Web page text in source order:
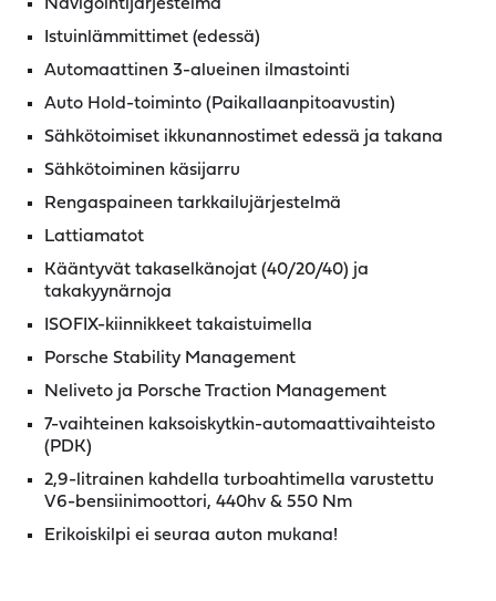
Navigointijärjestelmä
Istuinlämmittimet (edessä)
Automaattinen 3-alueinen ilmastointi
Auto Hold-toiminto (Paikallaanpitoavustin)
Sähkötoimiset ikkunannostimet edessä ja takana
Sähkötoiminen käsijarru
Rengaspaineen tarkkailujärjestelmä
Lattiamatot
Kääntyvät takaselkänojat (40/20/40) ja
takakyynärnoja
ISOFIX-kiinnikkeet takaistuimella
Porsche Stability Management
Neliveto ja Porsche Traction Management
7-vaihteinen kaksoiskytkin-automaattivaihteisto
(PDK)
2,9-litrainen kahdella turboahtimella varustettu
V6-bensiinimoottori, 440hv & 550 Nm
Erikoiskilpi ei seuraa auton mukana!